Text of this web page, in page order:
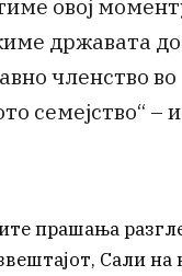
овој
државата до
членство во
семејство“ –
прашања
Сали на